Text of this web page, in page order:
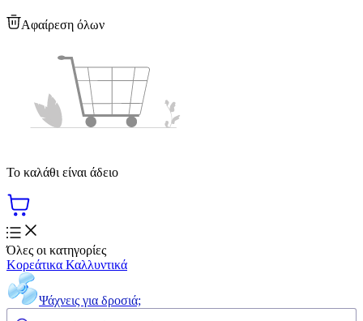
Αφαίρεση όλων
Το καλάθι είναι άδειο
Όλες οι κατηγορίες
Κορεάτικα Καλλυντικά
Ψάχνεις για δροσιά;